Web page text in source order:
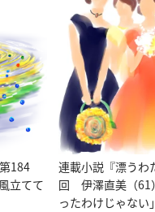
184
立てて
連載小説『漂うわ
回 伊澤直美（61
ったわけじゃない」